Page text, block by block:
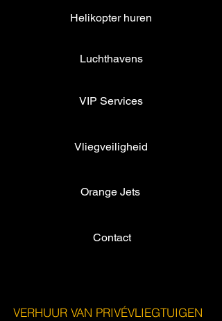
Helikopter huren
Luchthavens
VIP Services
Vliegveiligheid
Orange Jets
Contact
VERHUUR VAN PRIVÉVLIEGTUIGEN